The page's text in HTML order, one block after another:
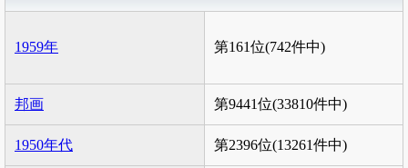
1959年 第161位(742件中)
邦画 第9441位(33810件中)
1950年代 第2396位(13261件中)